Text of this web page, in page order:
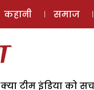
कहानी समाज
क्या टीम इंडिया को